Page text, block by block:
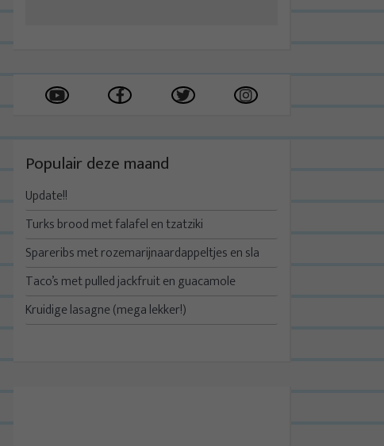
Populair deze maand
Update!!
Turks brood met falafel en tzatziki
Spareribs met rozemarijnaardappeltjes en sla
Taco’s met pulled jackfruit en guacamole
Kruidige lasagne (mega lekker!)